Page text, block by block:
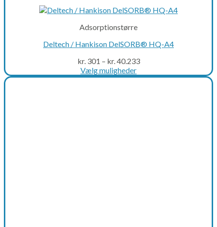
Adsorptionstørre
Deltech / Hankison DelSORB® HQ-A4
kr.301 – kr.40.233
Vælg muligheder
This